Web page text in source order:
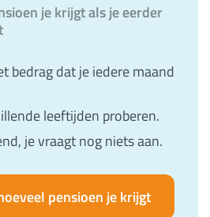
je krijgt als je eerder
bedrag dat je iedere maand
leeftijden proberen.
je vraagt nog niets aan.
pensioen je krijgt